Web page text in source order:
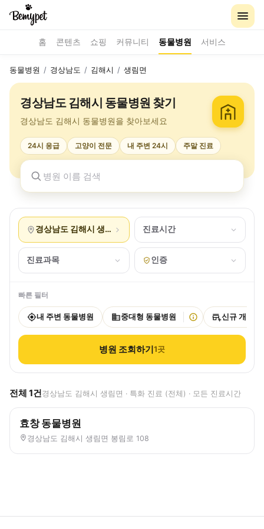
홈 콘텐츠 쇼핑 커뮤니티 동물병원 서비스
동물병원 / 경상남도 / 김해시 / 생림면
경상남도 김해시 동물병원 찾기
경상남도 김해시 동물병원을 찾아보세요
24시 응급 고양이 전문 내 주변 24시 주말 진료
경상남도 김해시 생림면 진료시간
진료과목 인증
빠른 필터
내 주변 동물병원 중대형 동물병원 신규 개원
병원 조회하기1곳
전체 1건경상남도 김해시 생림면 · 특화 진료 (전체) · 모든 진료시간
효창 동물병원
경상남도 김해시 생림면 봉림로 108